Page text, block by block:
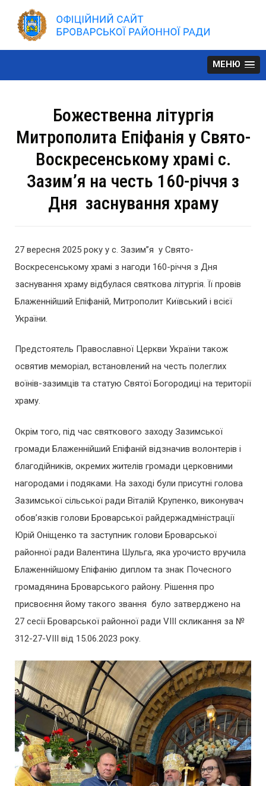
to
content
МЕНЮ
Божественна літургія
Митрополита Епіфанія у Свято-
Воскресенському храмі с.
Зазим’я на честь 160-річчя з
Дня заснування храму
27 вересня 2025 року у с. Зазим”я у Свято-
Воскресенському храмі з нагоди 160-річчя з Дня
заснування храму відбулася святкова літургія. Її провів
Блаженнійший Епіфаній, Митрополит Київський і всієї
України.
Предстоятель Православної Церкви України також
освятив меморіал, встановлений на честь полеглих
воїнів-зазимців та статую Святої Богородиці на території
храму.
Окрім того, під час святкового заходу Зазимської
громади Блаженнійший Епіфаній відзначив волонтерів і
благодійників, окремих жителів громади церковними
нагородами і подяками. На заході були присутні голова
Зазимської сільської ради Віталій Крупенко, виконувач
обов’язків голови Броварської райдержадміністрації
Юрій Оніщенко та заступник голови Броварської
районної ради Валентина Шульга, яка урочисто вручила
Блаженнійшому Епіфанію диплом та знак Почесного
громадянина Броварського району. Рішення про
присвоєння йому такого звання було затверджено на
27 сесії Броварської районної ради VIII скликання за №
312-27-VIII від 15.06.2023 року.